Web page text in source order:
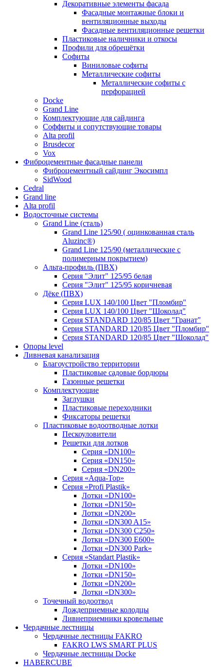
Декоративные элементы фасада
Фасадные монтажные блоки и
вентиляционные выходы
Фасадные вентиляционные решетки
Пластиковые наличники и откосы
Профили для обрешётки
Софиты
Виниловые софиты
Металлические софиты
Металлические софиты с
перфорацией
Docke
Grand Line
Комплектующие для сайдинга
Соффиты и сопутствующие товары
Alta profil
Brusdecor
Vox
Фиброцементные фасадные панели
Фиброцементный сайдинг Экосимпл
SidWood
Cedral
Grand line
Аlta profil
Водосточные системы
Grand Line (сталь)
Grand Line 125/90 ( оцинкованная сталь
Aluzinc®)
Grand Line 125/90 (металлические с
полимерным покрытием)
Альта-профиль (ПВХ)
Серия "Элит" 125/95 белая
Серия "Элит" 125/95 коричневая
Дёке (ПВХ)
Серия LUX 140/100 Цвет "Пломбир"
Серия LUX 140/100 Цвет "Шоколад"
Серия STANDARD 120/85 Цвет "Гранат"
Серия STANDARD 120/85 Цвет "Пломбир"
Серия STANDARD 120/85 Цвет "Шоколад"
Опоры level
Ливневая канализация
Благоустройство территории
Пластиковые садовые бордюры
Газонные решетки
Комплектующие
Заглушки
Пластиковые переходники
Фиксаторы решетки
Пластиковые водоотводные лотки
Пескоуловители
Решетки для лотков
Серия «DN100»
Серия «DN150»
Серия «DN200»
Серия «Aqua-Top»
Серия «Profi Plastik»
Лотки «DN100»
Лотки «DN150»
Лотки «DN200»
Лотки «DN300 A15»
Лотки «DN300 C250»
Лотки «DN300 E600»
Лотки «DN300 Park»
Серия «Standart Plastik»
Лотки «DN100»
Лотки «DN150»
Лотки «DN200»
Лотки «DN300»
Точечный водоотвод
Дождеприемные колодцы
Ливнеприемники кровельные
Чердачные лестницы
Чердачные лестницы FAKRO
FAKRO LWS SMART PLUS
Чердачные лестницы Docke
HABERCUBE